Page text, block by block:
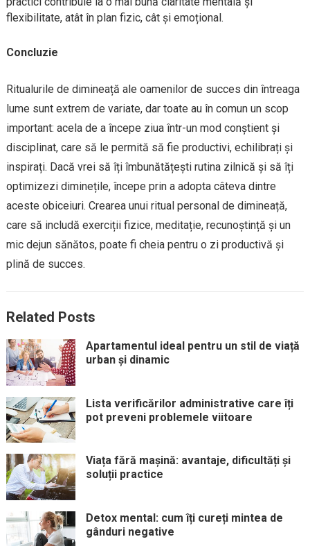
flexibilitate, atât în plan fizic, cât și emoțional.
Concluzie
Ritualurile de dimineață ale oamenilor de succes din întreaga
lume sunt extrem de variate, dar toate au în comun un scop
important: acela de a începe ziua într-un mod conștient și
disciplinat, care să le permită să fie productivi, echilibrați și
inspirați. Dacă vrei să îți îmbunătățești rutina zilnică și să îți
optimizezi diminețile, începe prin a adopta câteva dintre
aceste obiceiuri. Crearea unui ritual personal de dimineață,
care să includă exerciții fizice, meditație, recunoștință și un
mic dejun sănătos, poate fi cheia pentru o zi productivă și
plină de succes.
Related Posts
Apartamentul ideal pentru un stil de viață
urban și dinamic
Lista verificărilor administrative care îți
pot preveni problemele viitoare
Viața fără mașină: avantaje, dificultăți și
soluții practice
Detox mental: cum îți cureți mintea de
gânduri negative